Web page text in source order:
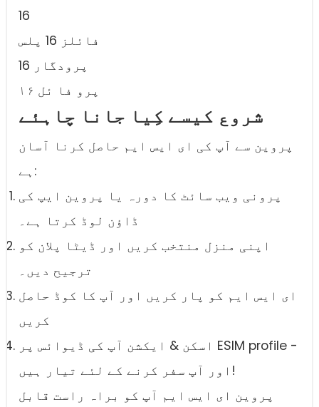
16
فائلز 16 پلس
16 پرودگار
۱۶ پرو فا ئل
شروع کیسے کِیا جانا چاہئے
پروین سے آپ کی ای ایس ایم حاصل کرنا آسان
ہے:
پرونی ویب سائٹ کا دورہ یا پروین ایپ کی
ڈاؤن لوڈ کرتا ہے۔
اپنی منزل منتخب کریں اور ڈیٹا پلان کو
ترجیح دیں۔
ای ایس ایم کو پار کریں اور آپ کا کوڈ حاصل
کریں
اسکن & ایکشن آپ کی ڈیوائس پر ESIM profile -
اور آپ سفر کرنے کے لئے تیار ہیں!
پروین ای ایس ایم آپ کو براہ راست قابل